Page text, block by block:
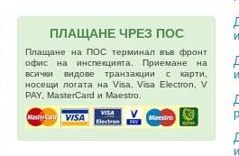
ПЛАЩАНЕ ЧРЕЗ ПОС
Плащане на ПОС терминал във фронт
офис на инспекцията. Приемане на
всички видове транзакции с карти,
носещи логата на Visa, Visa Electron, V
PAY, MasterCard и Maestro.